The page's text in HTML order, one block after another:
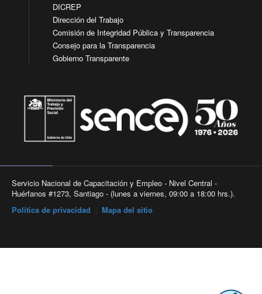
DICREP
Dirección del Trabajo
Comisión de Integridad Pública y Transparencia
Consejo para la Transparencia
Gobierno Transparente
Servicio Nacional de Capacitación y Empleo - Nivel Central -
Huérfanos #1273, Santiago - (lunes a viernes, 09:00 a 18:00 hrs.).
Política de privacidad
Mapa del sitio